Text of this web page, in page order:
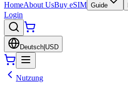
HomeAbout UsBuy eSIM Guide
Login
Deutsch USD
Nutzung